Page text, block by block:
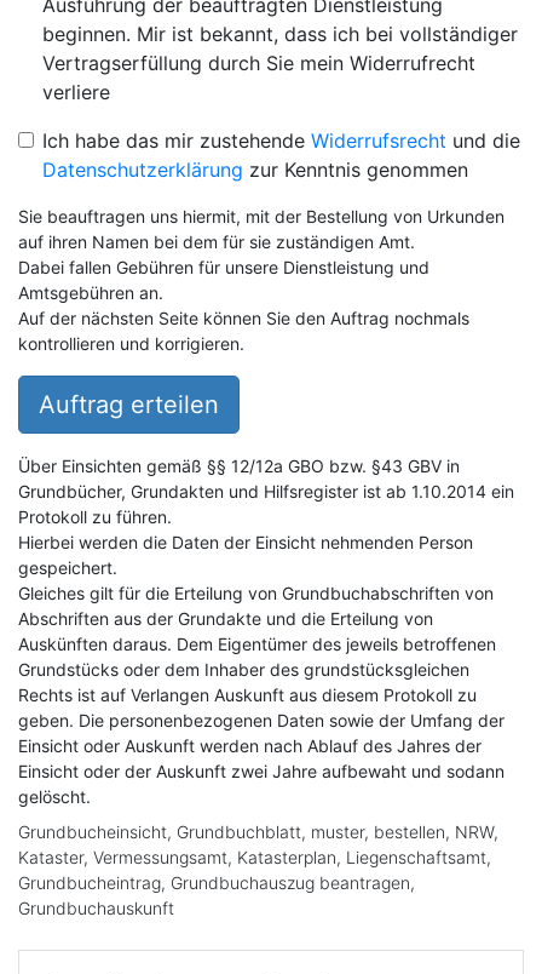
Ausführung der beauftragten Dienstleistung
beginnen. Mir ist bekannt, dass ich bei vollständiger
Vertragserfüllung durch Sie mein Widerrufrecht
verliere
Ich habe das mir zustehende Widerrufsrecht und die
Datenschutzerklärung zur Kenntnis genommen
Sie beauftragen uns hiermit, mit der Bestellung von Urkunden
auf ihren Namen bei dem für sie zuständigen Amt.
Dabei fallen Gebühren für unsere Dienstleistung und
Amtsgebühren an.
Auf der nächsten Seite können Sie den Auftrag nochmals
kontrollieren und korrigieren.
Auftrag erteilen
Über Einsichten gemäß §§ 12/12a GBO bzw. §43 GBV in
Grundbücher, Grundakten und Hilfsregister ist ab 1.10.2014 ein
Protokoll zu führen.
Hierbei werden die Daten der Einsicht nehmenden Person
gespeichert.
Gleiches gilt für die Erteilung von Grundbuchabschriften von
Abschriften aus der Grundakte und die Erteilung von
Auskünften daraus. Dem Eigentümer des jeweils betroffenen
Grundstücks oder dem Inhaber des grundstücksgleichen
Rechts ist auf Verlangen Auskunft aus diesem Protokoll zu
geben. Die personenbezogenen Daten sowie der Umfang der
Einsicht oder Auskunft werden nach Ablauf des Jahres der
Einsicht oder der Auskunft zwei Jahre aufbewaht und sodann
gelöscht.
Grundbucheinsicht, Grundbuchblatt, muster, bestellen, NRW,
Kataster, Vermessungsamt, Katasterplan, Liegenschaftsamt,
Grundbucheintrag, Grundbuchauszug beantragen,
Grundbuchauskunft